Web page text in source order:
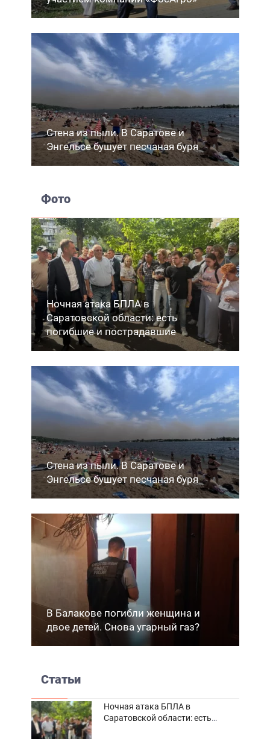
Стена из пыли. В Саратове и
Энгельсе бушует песчаная буря
Фото
Ночная атака БПЛА в
Саратовской области: есть
погибшие и пострадавшие
Стена из пыли. В Саратове и
Энгельсе бушует песчаная буря
В Балакове погибли женщина и
двое детей. Снова угарный газ?
Статьи
Ночная атака БПЛА в
Саратовской области: есть